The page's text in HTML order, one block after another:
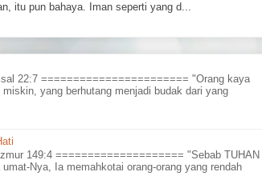
itu pun bahaya. Iman seperti yang d...
22:7 ======================= "Orang kaya
miskin, yang berhutang menjadi budak dari yang
149:4 ==================== "Sebab TUHAN
umat-Nya, Ia memahkotai orang-orang yang rendah